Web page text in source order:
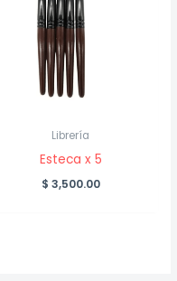
Librería
Esteca x 5
$ 3,500.00